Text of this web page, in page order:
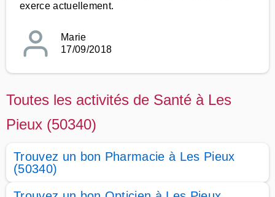
exerce actuellement.
Marie
17/09/2018
Toutes les activités de Santé à Les
Pieux (50340)
Trouvez un bon Pharmacie à Les Pieux
(50340)